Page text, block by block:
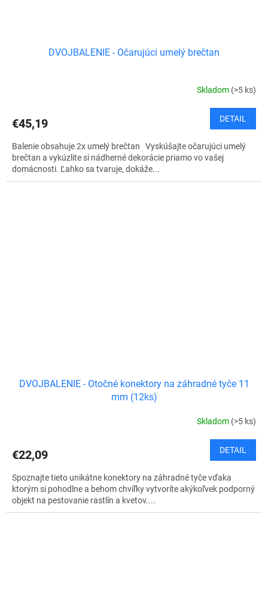
DVOJBALENIE - Očarujúci umelý brečtan
Skladom (>5 ks)
€45,19 DETAIL
Balenie obsahuje 2x umelý brečtan Vyskúšajte očarujúci umelý
brečtan a vykúzlite si nádherné dekorácie priamo vo vašej
domácnosti. Ľahko sa tvaruje, dokáže...
DVOJBALENIE - Otočné konektory na záhradné tyče 11
mm (12ks)
Skladom (>5 ks)
€22,09 DETAIL
Spoznajte tieto unikátne konektory na záhradné tyče vďaka
ktorým si pohodlne a behom chvíľky vytvoríte akýkoľvek podporný
objekt na pestovanie rastlín a kvetov....